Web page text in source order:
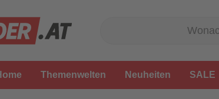
Themenwelten Neuheiten SALE